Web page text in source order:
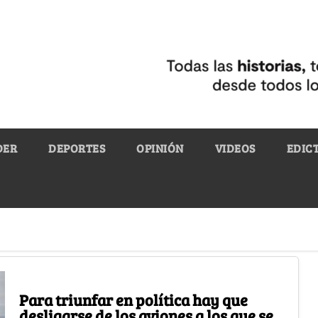
DEPORTES OPINIÓN VIDEOS
Para triunfar en política hay que